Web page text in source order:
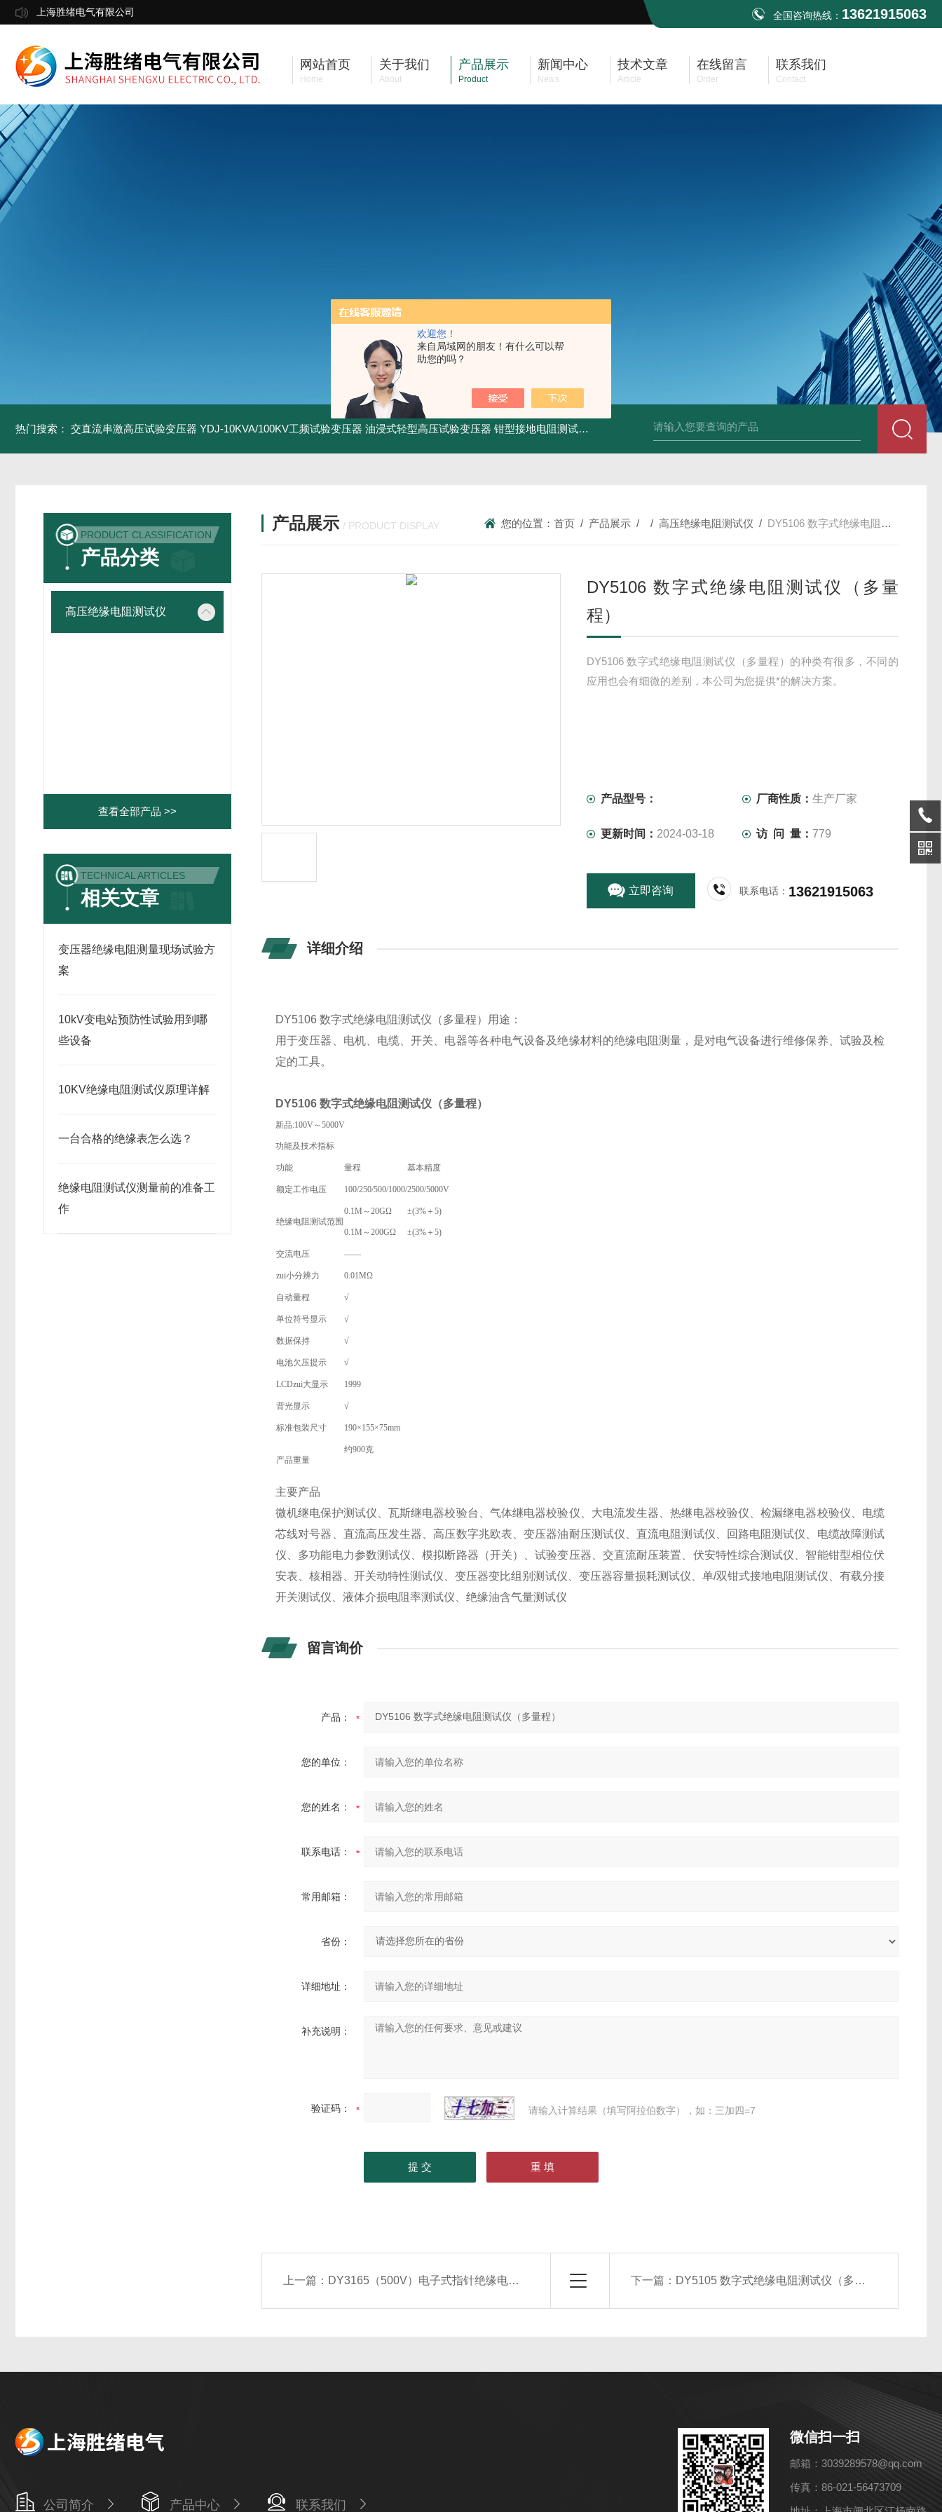
欢迎您！
来自局域网的朋友！有什么可以帮
助您的吗？
上海胜绪电气有限公司 全国咨询热线： 13621915063
网站首页
Home
关于我们
About
产品展示
Product
新闻中心
News
技术文章
Article
在线留言
Order
联系我们
Contact
热门搜索： 交直流串激高压试验变压器 YDJ-10KVA/100KV工频试验变压器 油浸式轻型高压试验变压器 钳型接地电阻测试仪 KDCR4400双钳相位伏安表 ML12A手持式相位伏安表 SMG2000E钳形相位
PRODUCT CLASSIFICATION
产品分类
高压绝缘电阻测试仪
查看全部产品 >>
TECHNICAL ARTICLES
相关文章
变压器绝缘电阻测量现场试验方
案
10kV变电站预防性试验用到哪
些设备
10KV绝缘电阻测试仪原理详解
一台合格的绝缘表怎么选？
绝缘电阻测试仪测量前的准备工
作
产品展示 / PRODUCT DISPLAY 您的位置：首页 / 产品展示 / /高压绝缘电阻测试仪 / DY5106 数字式绝缘电阻测试仪（多量程）
DY5106 数字式绝缘电阻测试仪（多量
程）
DY5106 数字式绝缘电阻测试仪（多量程）的种类有很多，不同的
应用也会有细微的差别，本公司为您提供*的解决方案。
产品型号： 厂商性质：生产厂家
更新时间： 2024-03-18 访 问 量： 779
立即咨询 联系电话： 13621915063
详细介绍
DY5106 数字式绝缘电阻测试仪（多量程）
​用途：
用于变压器、电机、电缆、开关、电器等各种电气设备及绝缘材料的绝缘电阻测量，是对电气设备进行维修保养、试验及检
定的工具。
DY5106 数字式绝缘电阻测试仪（多量程）
新品:100V～5000V
功能及技术指标
功能 量程 基本精度
额定工作电压 100/250/500/1000/2500/5000V
绝缘电阻测试范围
0.1M～20GΩ
0.1M～200GΩ
±(3%＋5)
±(3%＋5)
交流电压 ——
zui小分辨力 0.01MΩ
自动量程 √
单位符号显示 √
数据保持 √
电池欠压提示 √
LCDzui大显示 1999
背光显示 √
标准包装尺寸 190×155×75mm
产品重量
约900克
主要产品
微机继电保护测试仪、瓦斯继电器校验台、气体继电器校验仪、大电流发生器、热继电器校验仪、检漏继电器校验仪、电缆
芯线对号器、直流高压发生器、高压数字兆欧表、变压器油耐压测试仪、直流电阻测试仪、回路电阻测试仪、电缆故障测试
仪、多功能电力参数测试仪、模拟断路器（开关）、试验变压器、交直流耐压装置、伏安特性综合测试仪、智能钳型相位伏
安表、核相器、开关动特性测试仪、变压器变比组别测试仪、变压器容量损耗测试仪、单/双钳式接地电阻测试仪、有载分接
开关测试仪、液体介损电阻率测试仪、绝缘油含气量测试仪
留言询价
产品：
您的单位：
您的姓名：
联系电话：
常用邮箱：
省份：
详细地址：
补充说明：
验证码： 请输入计算结果（填写阿拉伯数字），如：三加四=7
上一篇： DY3165（500V）电子式指针绝缘电阻测试仪 下一篇： DY5105 数字式绝缘电阻测试仪（多量程）
公司简介 产品中心 联系我们
微信扫一扫
邮箱：3039289578@qq.com
传真：86-021-56473709